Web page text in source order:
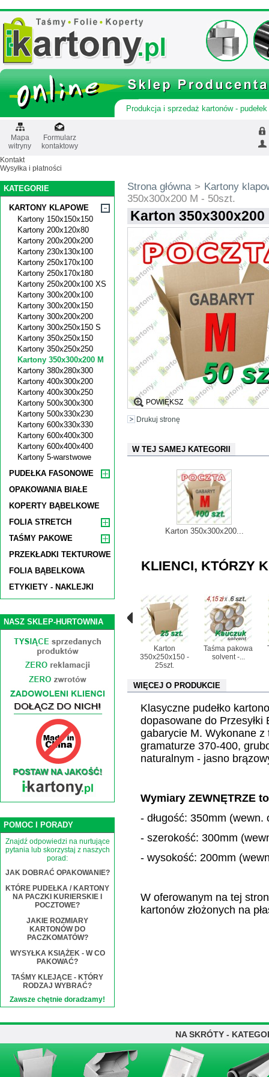
Produkcja i sprzedaż kartonów -
Mapa
witryny
Formularz
kontaktowy
Kontakt
Wysyłka i płatności
KATEGORIE
KARTONY KLAPOWE
Kartony 150x150x150
Kartony 200x120x80
Kartony 200x200x200
Kartony 230x130x100
Kartony 250x170x100
Kartony 250x170x180
Kartony 250x200x100 XS
Kartony 300x200x100
Kartony 300x200x150
Kartony 300x200x200
Kartony 300x250x150 S
Kartony 350x250x150
Kartony 350x250x250
Kartony 350x300x200 M
Kartony 380x280x300
Kartony 400x300x200
Kartony 400x300x250
Kartony 500x300x300
Kartony 500x330x230
Kartony 600x330x330
Kartony 600x400x300
Kartony 600x400x400
Kartony 5-warstwowe
PUDEŁKA FASONOWE
OPAKOWANIA BIAŁE
KOPERTY BĄBELKOWE
FOLIA STRETCH
TAŚMY PAKOWE
PRZEKŁADKI TEKTUROWE
FOLIA BĄBELKOWA
ETYKIETY - NAKLEJKI
NASZ SKLEP-HURTOWNIA
POMOC I PORADY
Znajdź odpowiedzi na nurtujące
pytania lub skorzystaj z naszych
porad:
JAK DOBRAĆ OPAKOWANIE?
KTÓRE PUDEŁKA / KARTONY
NA PACZKI KURIERSKIE I
POCZTOWE?
JAKIE ROZMIARY
KARTONÓW DO
PACZKOMATÓW?
WYSYŁKA KSIĄŻEK - W CO
PAKOWAĆ?
TAŚMY KLEJĄCE - KTÓRY
RODZAJ WYBRAĆ?
Zawsze chętnie doradzamy!
Strona główna > Kartony
350x300x200 M - 50szt.
Karton 350x300x200
POWIĘKSZ
Drukuj stronę
W TEJ SAMEJ KATEGORII
Karton 350x300x200...
KLIENCI, KTÓRZY
Karton
350x250x150 -
25szt.
Taśma pakowa
solvent -...
WIĘCEJ O PRODUKCIE
Klasyczne pudełko
dopasowane do
gabarycie M. Wykonane
gramaturze 370-400,
naturalnym - jasno
Wymiary ZEWNĘTRZE
- długość: 350mm (wewn.
- szerokość: 300mm
- wysokość: 200mm
W oferowanym na tej
kartonów złożonych na
NA SKRÓTY -